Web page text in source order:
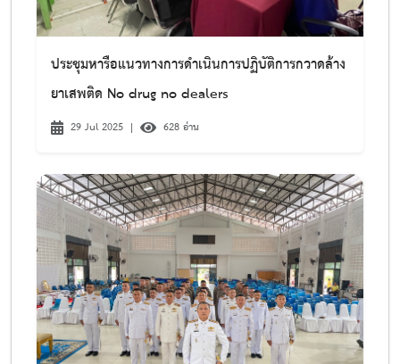
ประชุมหารือแนวทางการดำเนินการปฏิบัติการกวาดล้าง
ยาเสพติด No drug no dealers
29 Jul 2025 | 628 อ่าน